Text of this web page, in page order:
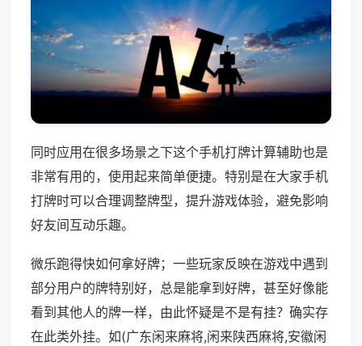
同时应用在很多场景之下这个手机打牌计算辅助也是
非常有用的，使用起来简单便捷。特别是在大家手机
打牌时可以合理调整牌型，提升游戏体验，避免影响
好友间互动乐趣。
微乐跑得快如何拿好牌；一些玩家反映在游戏中遇到
部分用户的牌特别好，总是能拿到好牌，甚至好像能
看到其他人的牌一样，由此怀疑是不是有挂？确实存
在此类外挂。如(广东闲来麻将,闲来陕西麻将,安徽闲